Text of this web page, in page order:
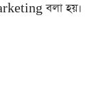
বলা হয়।